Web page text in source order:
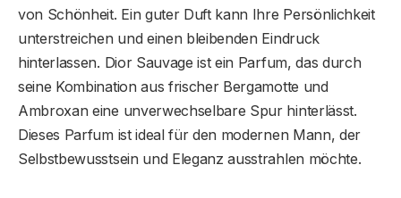
von Schönheit. Ein guter Duft kann Ihre Persönlichkeit
unterstreichen und einen bleibenden Eindruck
hinterlassen. Dior Sauvage ist ein Parfum, das durch
seine Kombination aus frischer Bergamotte und
Ambroxan eine unverwechselbare Spur hinterlässt.
Dieses Parfum ist ideal für den modernen Mann, der
Selbstbewusstsein und Eleganz ausstrahlen möchte.